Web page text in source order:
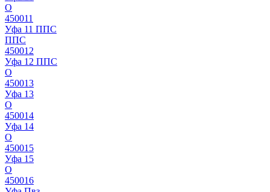
О
450011
Уфа 11 ППС
ППС
450012
Уфа 12 ППС
О
450013
Уфа 13
О
450014
Уфа 14
О
450015
Уфа 15
О
450016